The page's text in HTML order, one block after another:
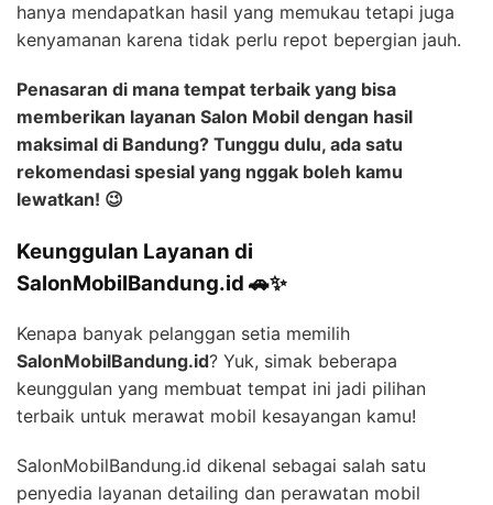
hanya mendapatkan hasil yang memukau tetapi juga
kenyamanan karena tidak perlu repot bepergian jauh.
Penasaran di mana tempat terbaik yang bisa
memberikan layanan Salon Mobil dengan hasil
maksimal di Bandung? Tunggu dulu, ada satu
rekomendasi spesial yang nggak boleh kamu
lewatkan! 😉
Keunggulan Layanan di
SalonMobilBandung.id 🚗✨
Kenapa banyak pelanggan setia memilih
SalonMobilBandung.id? Yuk, simak beberapa
keunggulan yang membuat tempat ini jadi pilihan
terbaik untuk merawat mobil kesayangan kamu!
SalonMobilBandung.id dikenal sebagai salah satu
penyedia layanan detailing dan perawatan mobil